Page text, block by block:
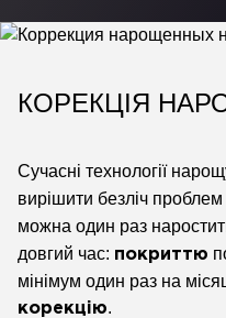
КОРЕКЦІЯ
Сучасні технології
вирішити безліч проблем
можна один раз
довгий час: покриттю
мінімум один раз на
корекцію.